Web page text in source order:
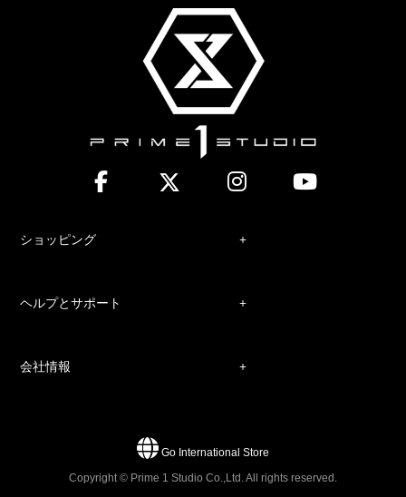
ショッピング
ヘルプとサポート
会社情報
Go International Store
Copyright © Prime 1 Studio Co.,Ltd. All rights reserved.